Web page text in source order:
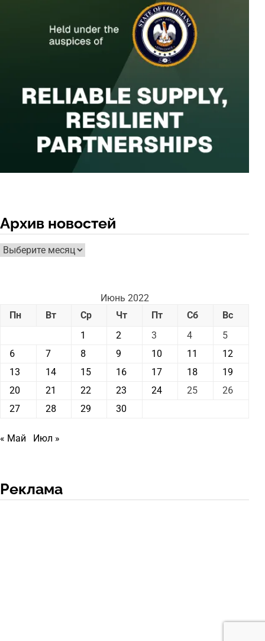
Архив новостей
Архив
новостей
Июнь 2022
Пн
Вт Ср Чт Пт Сб
Вс
1
2 3 4
5
6
7 8 9 10 11
12
13
14 15 16 17 18
19
20
21 22 23 24 25
26
27
28 29 30
« Май Июл »
Реклама